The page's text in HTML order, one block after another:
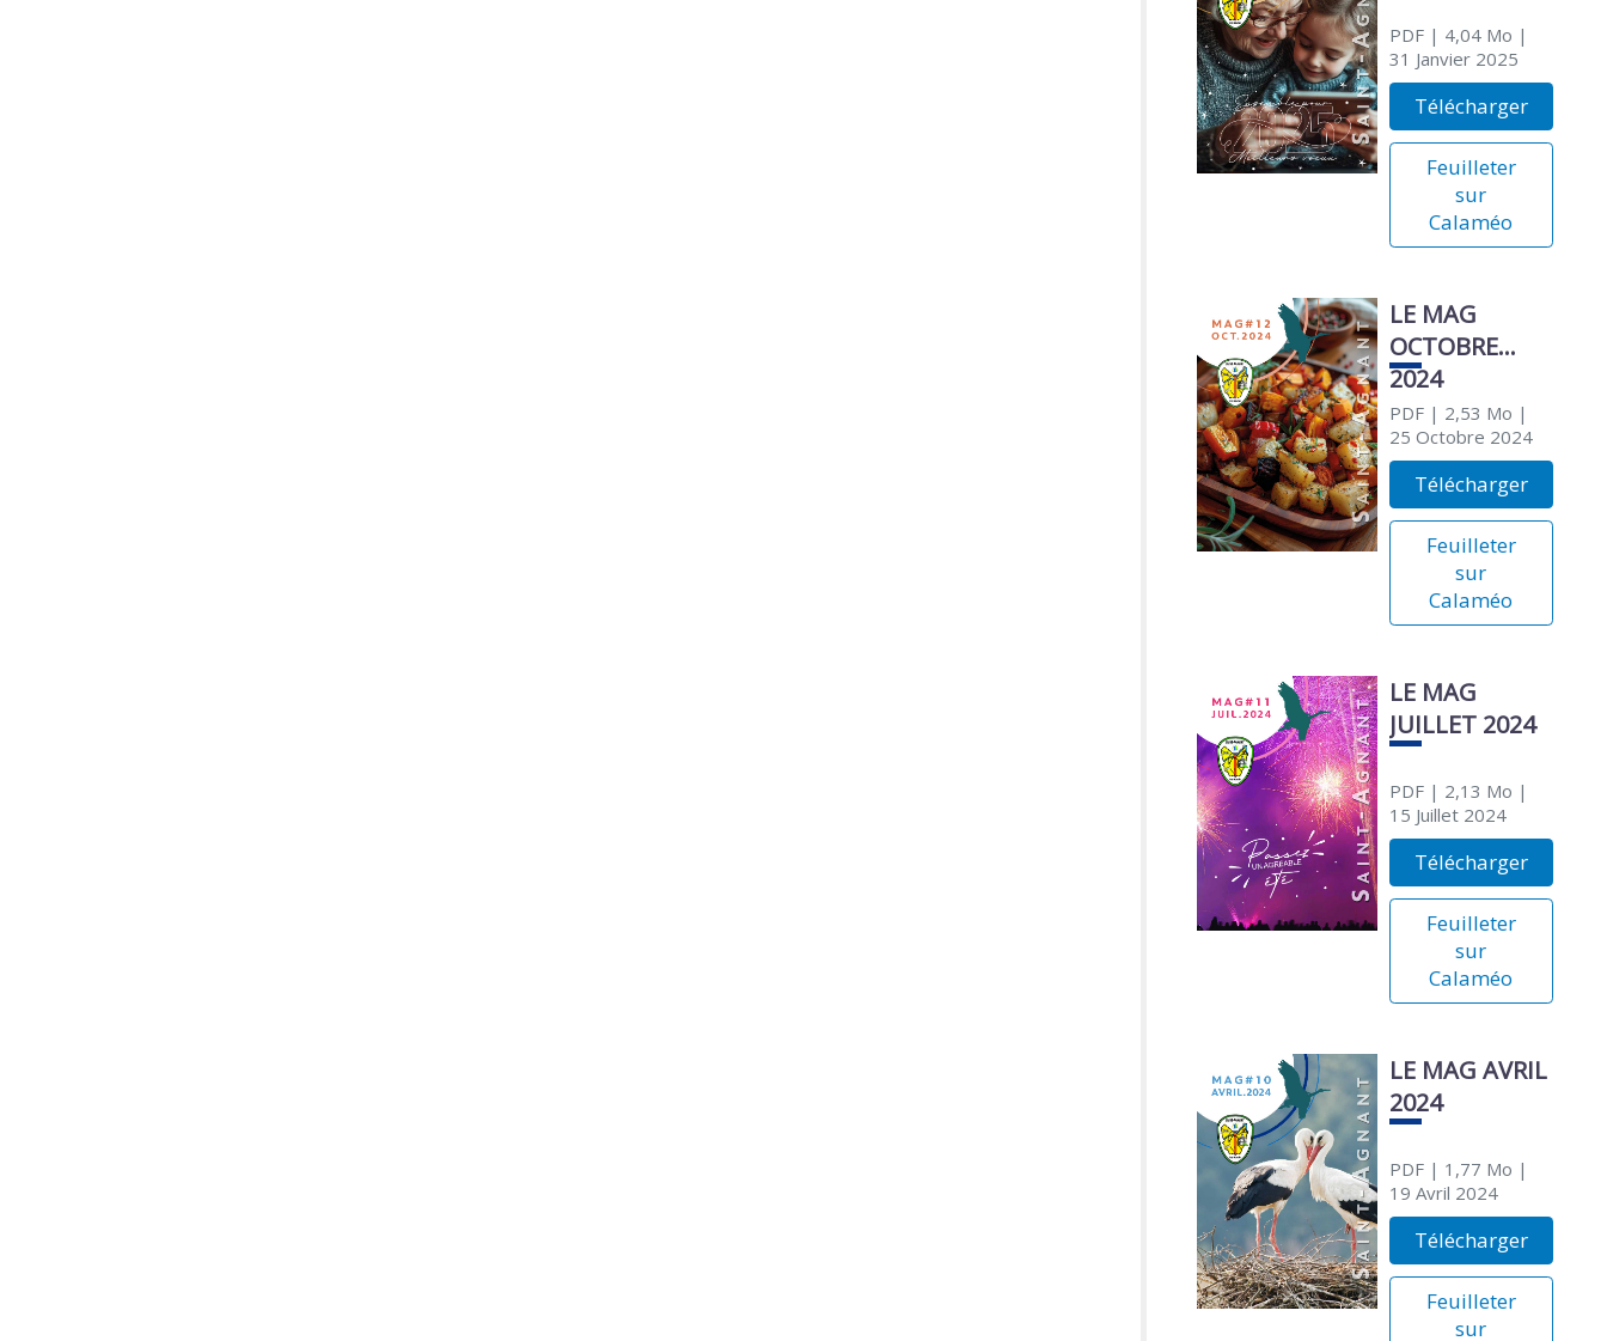
PDF| 4,04 Mo |
31 Janvier 2025
Télécharger
Feuilleter
sur
Calaméo
LE MAG
OCTOBRE
2024
PDF| 2,53 Mo |
25 Octobre 2024
Télécharger
Feuilleter
sur
Calaméo
LE MAG
JUILLET 2024
PDF| 2,13 Mo |
15 Juillet 2024
Télécharger
Feuilleter
sur
Calaméo
LE MAG AVRIL
2024
PDF| 1,77 Mo |
19 Avril 2024
Télécharger
Feuilleter
sur